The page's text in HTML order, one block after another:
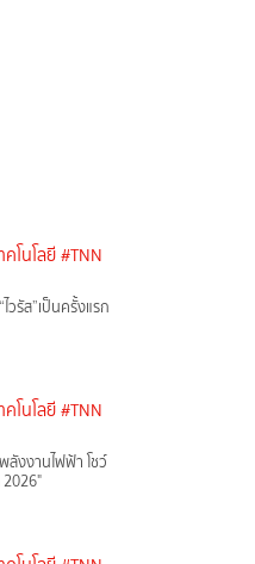
โนโลยี #TNN
ไวรัส”เป็นครั้งแรก
โนโลยี #TNN
งงานไฟฟ้า โชว์